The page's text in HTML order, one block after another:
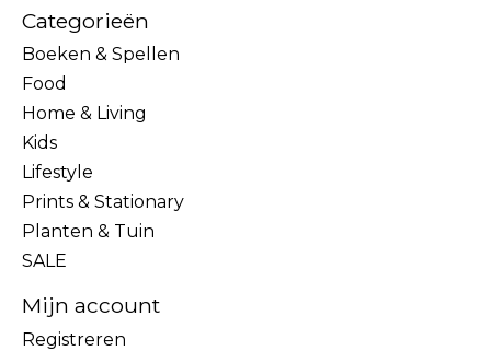
Categorieën
Boeken & Spellen
Food
Home & Living
Kids
Lifestyle
Prints & Stationary
Planten & Tuin
SALE
Mijn account
Registreren